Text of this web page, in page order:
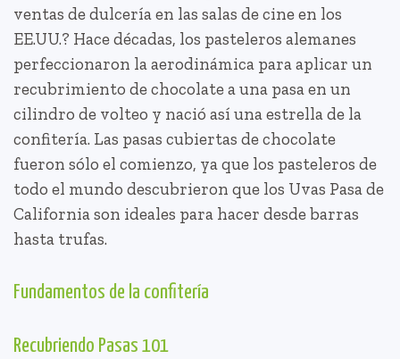
ventas de dulcería en las salas de cine en los
EE.UU.? Hace décadas, los pasteleros alemanes
perfeccionaron la aerodinámica para aplicar un
recubrimiento de chocolate a una pasa en un
cilindro de volteo y nació así una estrella de la
confitería. Las pasas cubiertas de chocolate
fueron sólo el comienzo, ya que los pasteleros de
todo el mundo descubrieron que los Uvas Pasa de
California son ideales para hacer desde barras
hasta trufas.
Fundamentos de la confitería
Recubriendo Pasas 101